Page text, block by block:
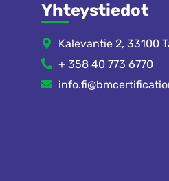
Yhteystiedot
Kalevantie 2, 33100
+ 358 40 773 6770